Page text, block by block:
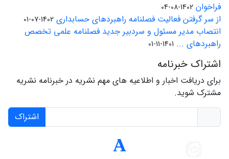
فراخوان 1402-08-04
از سر گرفتن فعالیت فصلنامه راهبردهای حسابداری 1402-07-01
انتصاب مدیر مسئول و سردبیر جدید فصلنامه علمی تخصص
راهبردهای ... 1401-11-01
اشتراک خبرنامه
برای دریافت اخبار و اطلاعیه های مهم نشریه در خبرنامه نشریه
مشترک شوید.
اشتراک